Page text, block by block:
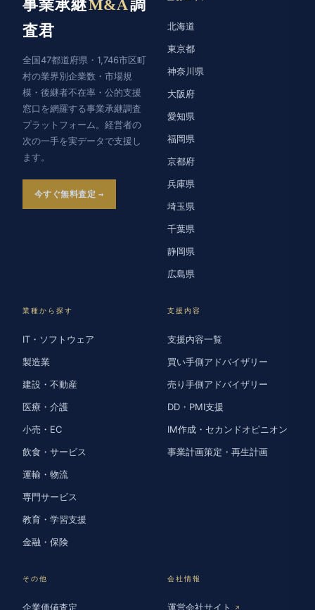
事業承継M&A調
査君
全国47都道府県・1,746市区町
村の業界別企業数・市場規
模・後継者不在率・公的支援
窓口を網羅する事業承継調査
プラットフォーム。経営者の
次の一手を実データで支援し
ます。
今すぐ無料査定
北海道
東京都
神奈川県
大阪府
愛知県
福岡県
京都府
兵庫県
埼玉県
千葉県
静岡県
広島県
業種から探す
IT・ソフトウェア
製造業
建設・不動産
医療・介護
小売・EC
飲食・サービス
運輸・物流
専門サービス
教育・学習支援
金融・保険
支援内容
支援内容一覧
買い手側アドバイザリー
売り手側アドバイザリー
DD・PMI支援
IM作成・セカンドオピニオン
事業計画策定・再生計画
その他
企業価値査定
会社情報
運営会社サイト ↗